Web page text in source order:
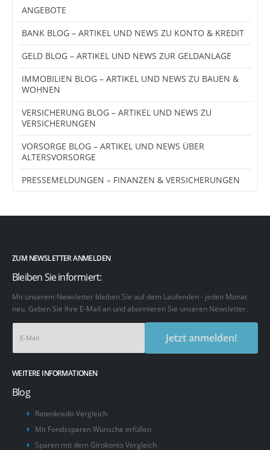
ANGEBOTE
BANK BLOG – ARTIKEL UND NEWS ZU KONTO & KREDIT
GELD BLOG – ARTIKEL UND NEWS ZUR GELDANLAGE
IMMOBILIEN BLOG – ARTIKEL UND NEWS ZU BAUEN &
WOHNEN
VERSICHERUNG BLOG – ARTIKEL UND NEWS ZU
VERSICHERUNGEN
VORSORGE BLOG – ARTIKEL UND NEWS ÜBER
ALTERSVORSORGE
PRESSEMELDUNGEN – FINANZEN & VERSICHERUNGEN
ZUM NEWSLETTER ANMELDEN
Bleiben Sie informiert:
Mit unserem Newsletter bleiben Sie auf dem Laufenden - jeden Monat
neu. Geben Sie Ihre E-Mail an und abonnieren Sie unseren Newsletter.
Jetzt anmelden!
WEITERE INFORMATIONEN
Blog
Ratenkredit-Vergleich
Mit Fondssparen Wünsche erfüllen
Sparen mit dem Girokonto Vergleich